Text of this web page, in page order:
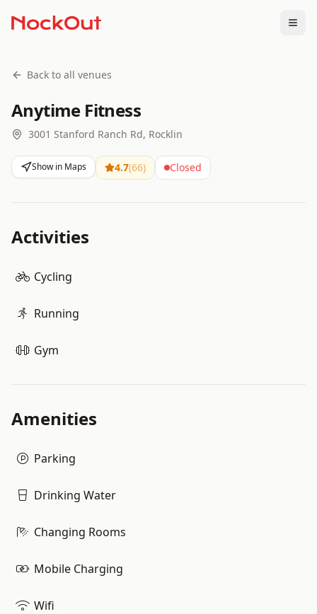
Back to all venues
Anytime Fitness
3001 Stanford Ranch Rd, Rocklin
Show in Maps 4.7(66) Closed
Activities
Cycling
Running
Gym
Amenities
Parking
Drinking Water
Changing Rooms
Mobile Charging
Wifi